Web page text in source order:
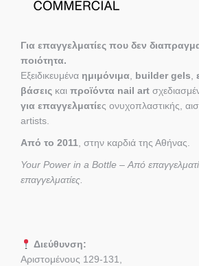
Για επαγγελματίες που δεν
ποιότητα.
Εξειδικευμένα ημιμόνιμα builder gels
βάσεις και προϊόντα nail art
για επαγγελματίες ονυχοπλαστικής,
artists.
Από το 2011 , στην καρδιά της Αθήνας.
Your Power in a Bottle – Από
επαγγελματίες.
Διεύθυνση:
Αριστομένους 129-131,